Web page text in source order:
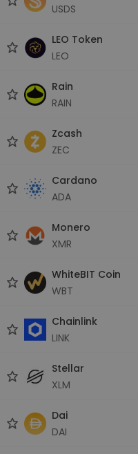
USDS
LEO Token
LEO
Rain
RAIN
Zcash
ZEC
Cardano
ADA
Monero
XMR
WhiteBIT Coin
WBT
Chainlink
LINK
Stellar
XLM
Dai
DAI